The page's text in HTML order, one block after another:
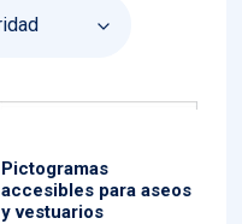
Pictogramas
accesibles para aseos
y vestuarios